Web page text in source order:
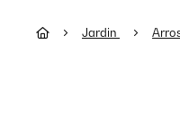
Jardin